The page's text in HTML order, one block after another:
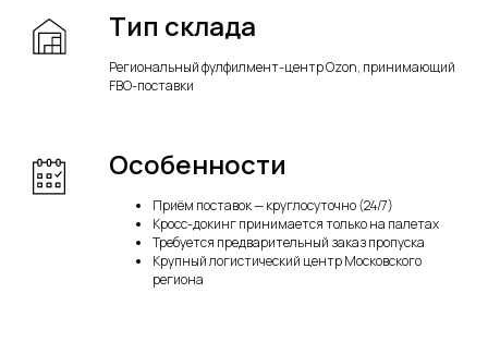
Тип склада
Региональный фулфилмент-центр Ozon, принимающий
FBO-поставки
Особенности
Приём поставок — круглосуточно (24/7)
Кросс-докинг принимается только на палетах
Требуется предварительный заказ пропуска
Крупный логистический центр Московского
региона